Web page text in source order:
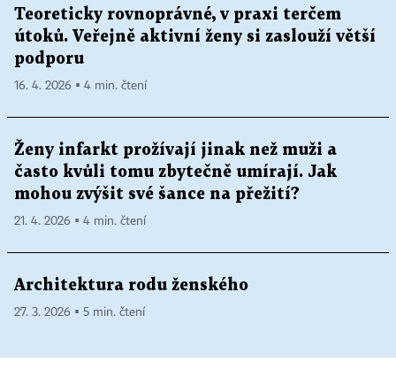
Teoreticky rovnoprávné, v praxi terčem
útoků. Veřejně aktivní ženy si zaslouží větší
podporu
16. 4. 2026 ▪ 4 min. čtení
Ženy infarkt prožívají jinak než muži a
často kvůli tomu zbytečně umírají. Jak
mohou zvýšit své šance na přežití?
21. 4. 2026 ▪ 4 min. čtení
Architektura rodu ženského
27. 3. 2026 ▪ 5 min. čtení